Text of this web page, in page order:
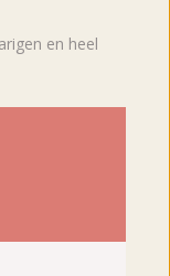
en heel